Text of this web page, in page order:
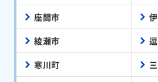
座間市
綾瀬市
寒川町